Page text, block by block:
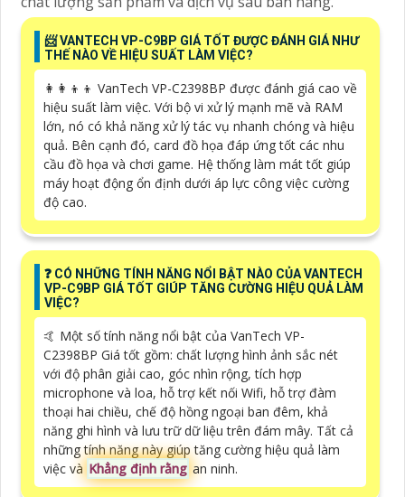
📨 VANTECH VP-C9BP GIÁ TỐT ĐƯỢC ĐÁNH GIÁ NHƯ
THẾ NÀO VỀ HIỆU SUẤT LÀM VIỆC?
👩‍👩‍👦‍👦 VanTech VP-C2398BP được đánh giá cao về
hiệu suất làm việc. Với bộ vi xử lý mạnh mẽ và RAM
lớn, nó có khả năng xử lý tác vụ nhanh chóng và hiệu
quả. Bên cạnh đó, card đồ họa đáp ứng tốt các nhu
cầu đồ họa và chơi game. Hệ thống làm mát tốt giúp
máy hoạt động ổn định dưới áp lực công việc cường
độ cao.
❓ CÓ NHỮNG TÍNH NĂNG NỔI BẬT NÀO CỦA VANTECH
VP-C9BP GIÁ TỐT GIÚP TĂNG CƯỜNG HIỆU QUẢ LÀM
VIỆC?
🤙 Một số tính năng nổi bật của VanTech VP-
C2398BP Giá tốt gồm: chất lượng hình ảnh sắc nét
với độ phân giải cao, góc nhìn rộng, tích hợp
microphone và loa, hỗ trợ kết nối Wifi, hỗ trợ đàm
thoại hai chiều, chế độ hồng ngoại ban đêm, khả
năng ghi hình và lưu trữ dữ liệu trên đám mây. Tất cả
những tính năng này giúp tăng cường hiệu quả làm
việc và Khẳng định rằng an ninh.